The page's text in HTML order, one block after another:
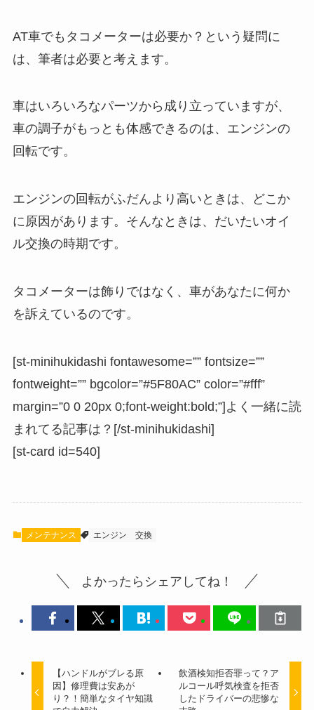
AT車でもタコメーターは必要か？という疑問に
は、筆者は必要と考えます。
車はいろいろなパーツから成り立っていますが、
車の調子がもっとも体感できるのは、エンジンの
回転です。
エンジンの回転がふだんより高いときは、どこか
に原因があります。そんなときは、だいたいオイ
ル交換の時期です。
タコメーターは飾りではなく、車があなたに何か
を訴えているのです。
[st-minihukidashi fontawesome=”” fontsize=””
fontweight=”” bgcolor=”#5F80AC” color=”#fff”
margin=”0 0 20px 0;font-weight:bold;”]よく一緒に読
まれてる記事は？[/st-minihukidashi]
[st-card id=540]
メンテナンス エンジン 交換
よかったらシェアしてね！
【ハンドルがブレる原
因】修理費は安あが
り？！簡単なタイヤ知識
飲酒検知拒否罪って？ア
ルコール呼気検査を拒否
したドライバーの悲惨な